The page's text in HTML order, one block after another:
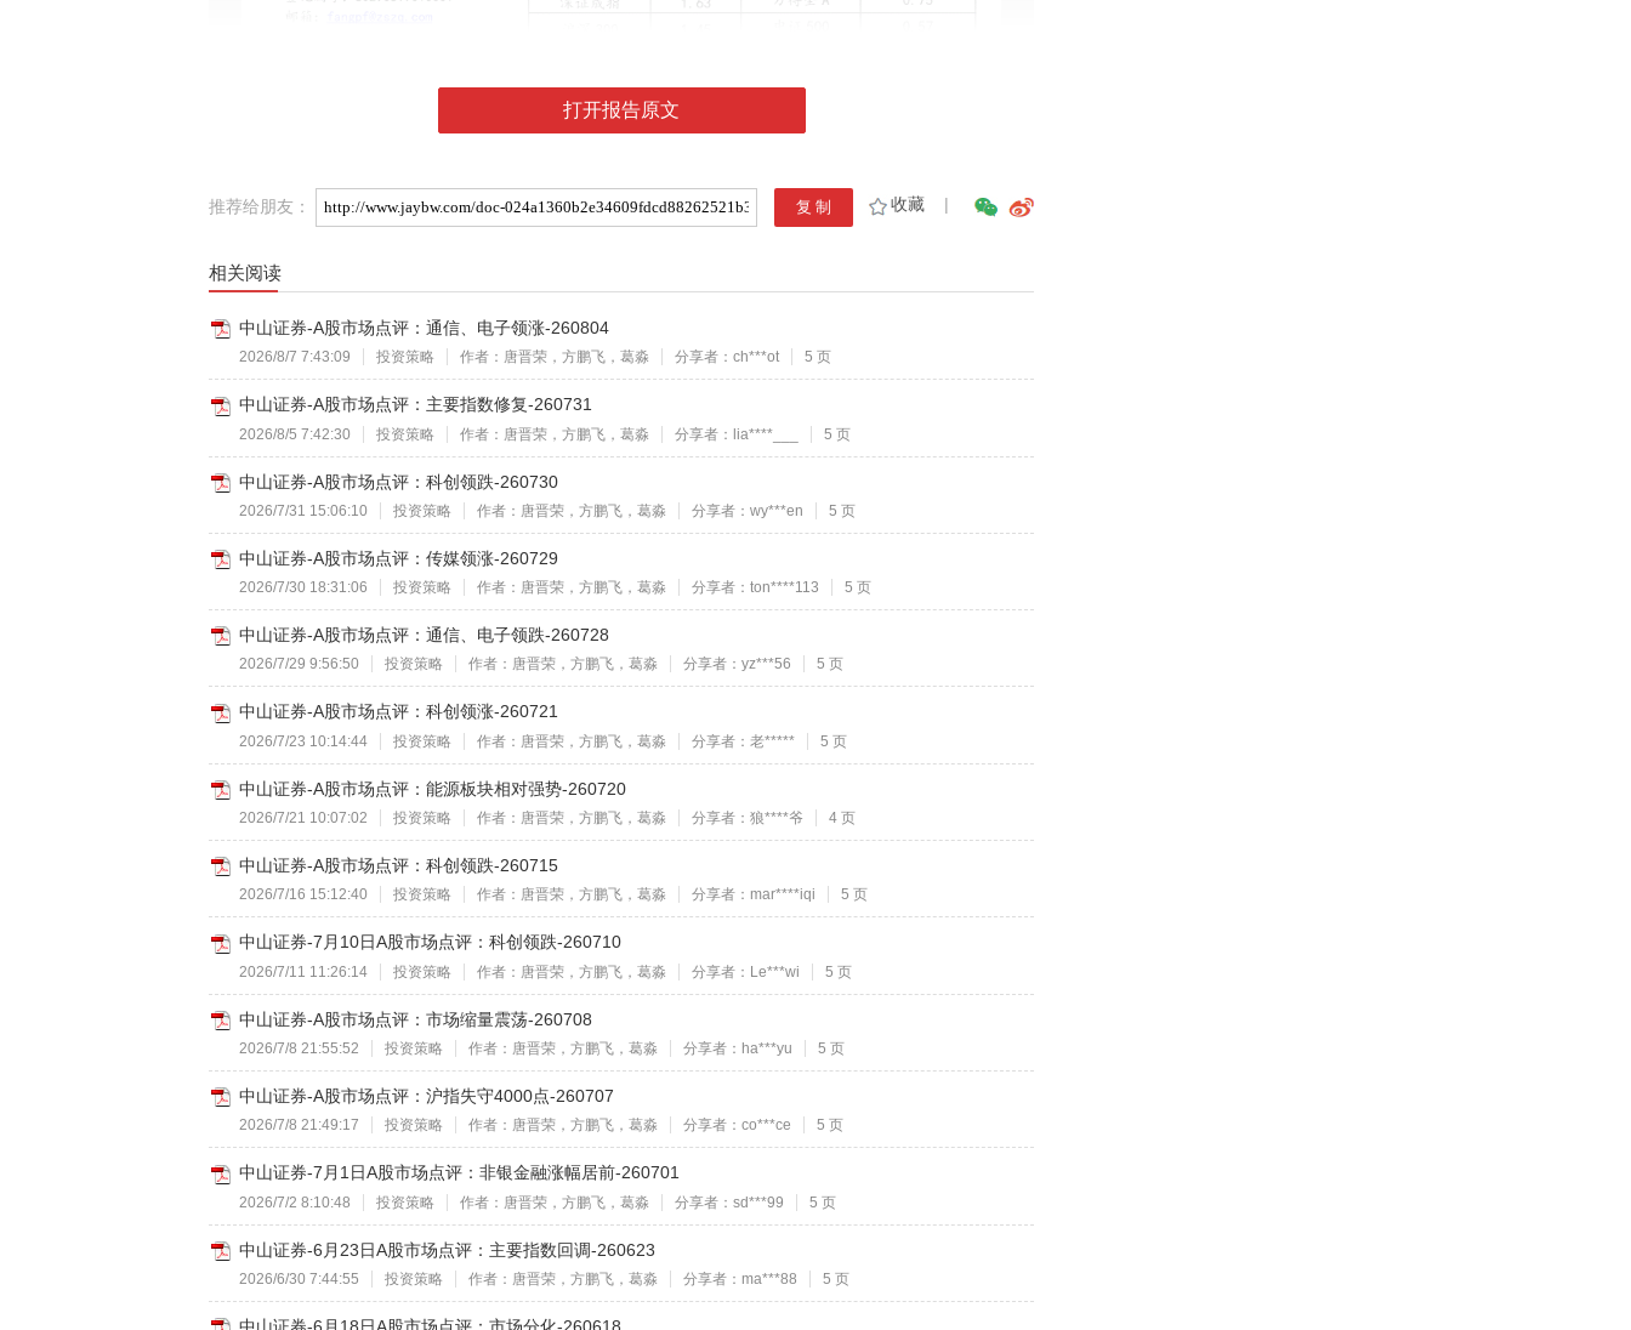
打开报告原文
推荐给朋友： 收藏 |
相关阅读
中山证券-A股市场点评：通信、电子领涨-260804
2026/8/7 7:43:09 投资策略 作者：唐晋荣，方鹏飞，葛淼 分享者：ch***ot 5 页
中山证券-A股市场点评：主要指数修复-260731
2026/8/5 7:42:30 投资策略 作者：唐晋荣，方鹏飞，葛淼 分享者：lia****___ 5 页
中山证券-A股市场点评：科创领跌-260730
2026/7/31 15:06:10 投资策略 作者：唐晋荣，方鹏飞，葛淼 分享者：wy***en 5 页
中山证券-A股市场点评：传媒领涨-260729
2026/7/30 18:31:06 投资策略 作者：唐晋荣，方鹏飞，葛淼 分享者：ton****113 5 页
中山证券-A股市场点评：通信、电子领跌-260728
2026/7/29 9:56:50 投资策略 作者：唐晋荣，方鹏飞，葛淼 分享者：yz***56 5 页
中山证券-A股市场点评：科创领涨-260721
2026/7/23 10:14:44 投资策略 作者：唐晋荣，方鹏飞，葛淼 分享者：老***** 5 页
中山证券-A股市场点评：能源板块相对强势-260720
2026/7/21 10:07:02 投资策略 作者：唐晋荣，方鹏飞，葛淼 分享者：狼****爷 4 页
中山证券-A股市场点评：科创领跌-260715
2026/7/16 15:12:40 投资策略 作者：唐晋荣，方鹏飞，葛淼 分享者：mar****iqi 5 页
中山证券-7月10日A股市场点评：科创领跌-260710
2026/7/11 11:26:14 投资策略 作者：唐晋荣，方鹏飞，葛淼 分享者：Le***wi 5 页
中山证券-A股市场点评：市场缩量震荡-260708
2026/7/8 21:55:52 投资策略 作者：唐晋荣，方鹏飞，葛淼 分享者：ha***yu 5 页
中山证券-A股市场点评：沪指失守4000点-260707
2026/7/8 21:49:17 投资策略 作者：唐晋荣，方鹏飞，葛淼 分享者：co***ce 5 页
中山证券-7月1日A股市场点评：非银金融涨幅居前-260701
2026/7/2 8:10:48 投资策略 作者：唐晋荣，方鹏飞，葛淼 分享者：sd***99 5 页
中山证券-6月23日A股市场点评：主要指数回调-260623
2026/6/30 7:44:55 投资策略 作者：唐晋荣，方鹏飞，葛淼 分享者：ma***88 5 页